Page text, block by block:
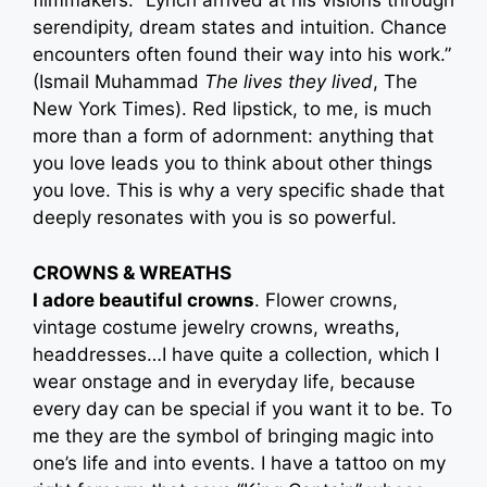
serendipity, dream states and intuition. Chance
encounters often found their way into his work.”
(Ismail Muhammad The lives they lived, The
New York Times). Red lipstick, to me, is much
more than a form of adornment: anything that
you love leads you to think about other things
you love. This is why a very specific shade that
deeply resonates with you is so powerful.
CROWNS & WREATHS
I adore beautiful crowns. Flower crowns,
vintage costume jewelry crowns, wreaths,
headdresses…I have quite a collection, which I
wear onstage and in everyday life, because
every day can be special if you want it to be. To
me they are the symbol of bringing magic into
one’s life and into events. I have a tattoo on my